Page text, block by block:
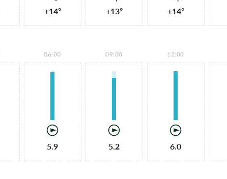
+14° +13° +14°
06:00
5.9
09:00
5.2
12:00
6.0